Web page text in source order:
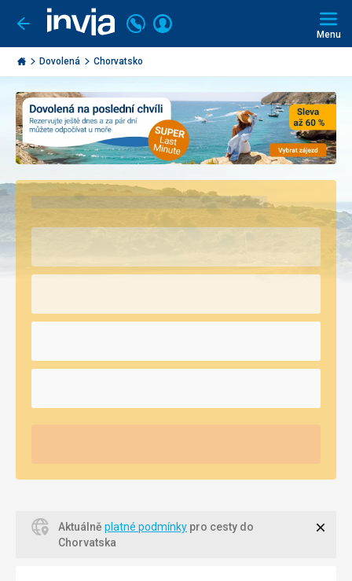
Jít
zpět
Invia.cz
Volejte
226
000
Přihlásit
Menu
Dovolená Chorvatsko
Aktuálně platné podmínky pro cesty do
Chorvatska